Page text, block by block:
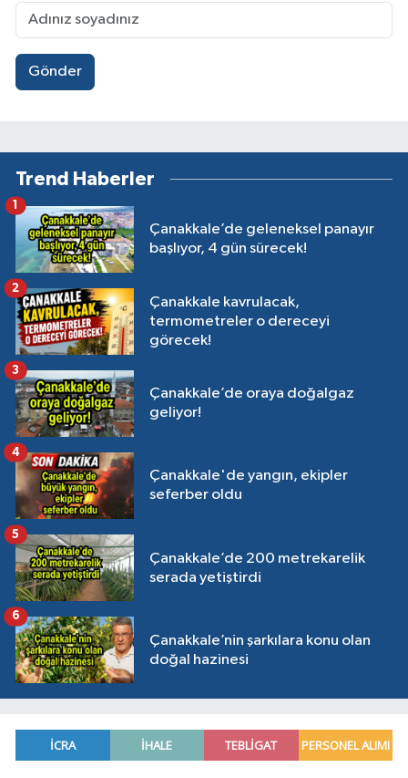
Gönder
Trend Haberler
Çanakkale’de geleneksel panayır
başlıyor, 4 gün sürecek!
1
Çanakkale kavrulacak,
termometreler o dereceyi
görecek!
2
Çanakkale’de oraya doğalgaz
geliyor!
3
Çanakkale'de yangın, ekipler
seferber oldu
4
Çanakkale’de 200 metrekarelik
serada yetiştirdi
5
Çanakkale’nin şarkılara konu olan
doğal hazinesi
6